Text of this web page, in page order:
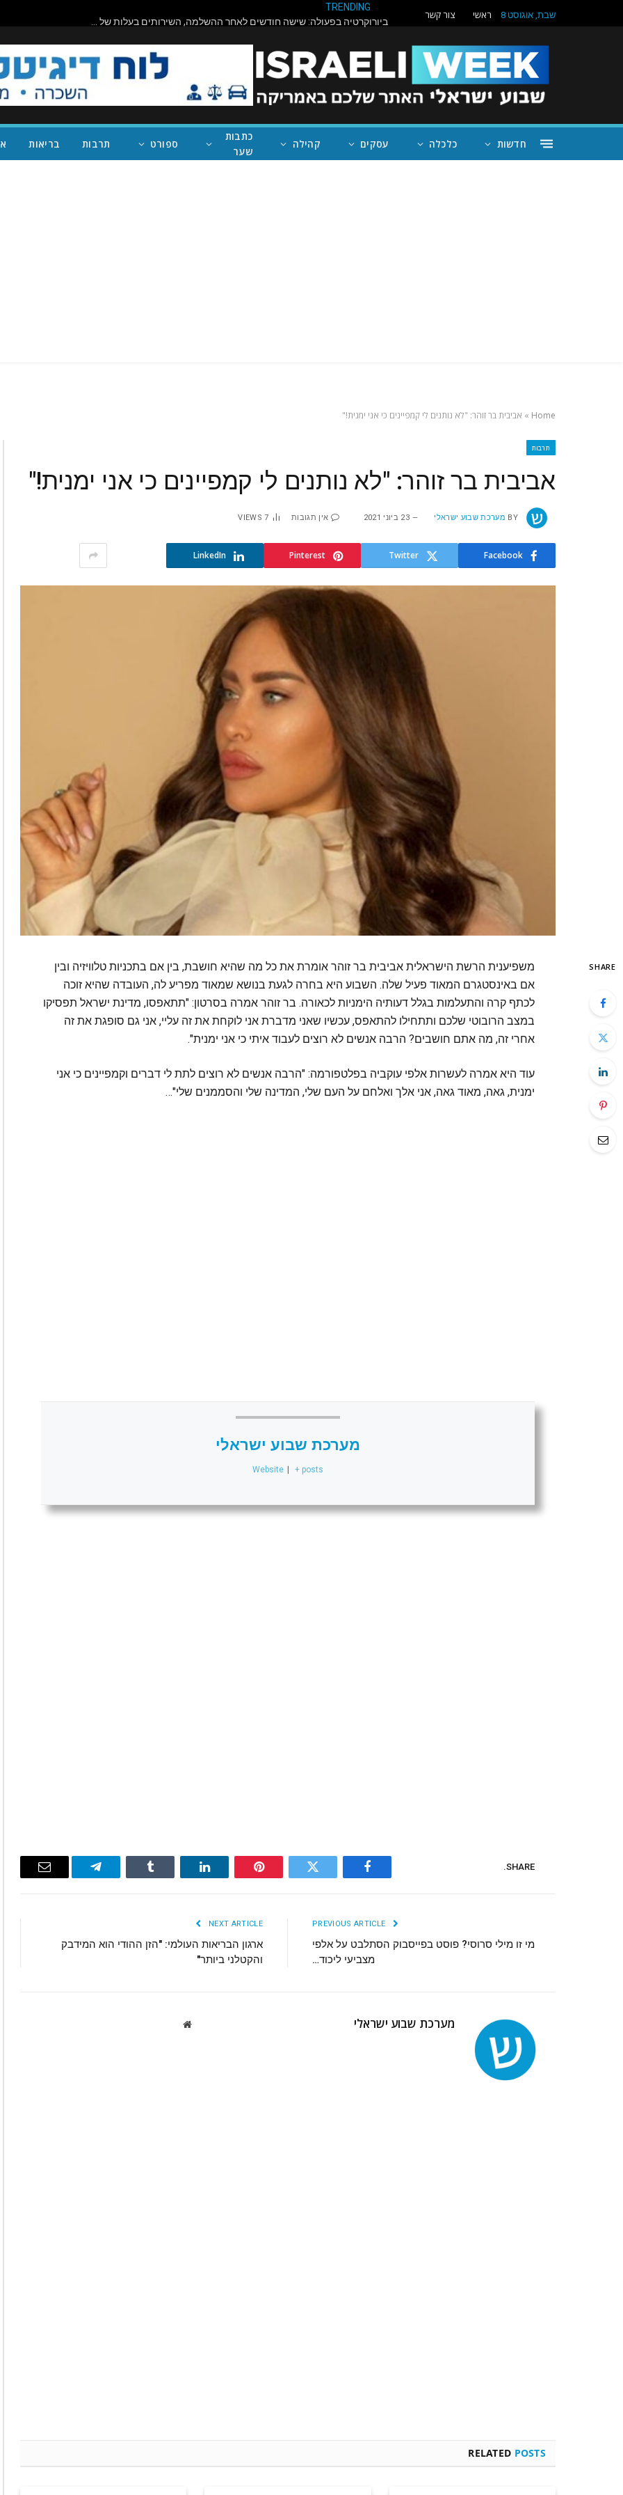
שבת, אוגוסט 8 ראשי צור קשר
TRENDING
ביורוקרטיה בפעולה: שישה חודשים לאחר ההשלמה, השירותים בעלות של מיליון דולר בראניון קניון – במחוז של נית'יה ראמן – עדיין סגורים
חדשות כלכלה עסקים קהילה
כתבות
שער
ספורט תרבות בריאות
Home
» אביבית בר זוהר: "לא נותנים לי קמפיינים כי אני ימנית!"
תרבות
אביבית בר זוהר: "לא נותנים לי קמפיינים כי אני ימנית!"
BY מערכת שבוע ישראלי 23 ביוני 2021 אין תגובות 7
VIEWS
Facebook
Twitter
Pinterest
LinkedIn
SHARE
משפיענית הרשת הישראלית אביבית בר זוהר אומרת את כל מה שהיא חושבת, בין אם בתכניות טלוויזיה ובין
אם באינסטגרם המאוד פעיל שלה. השבוע היא בחרה לגעת בנושא שמאוד מפריע לה, העובדה שהיא זוכה
לכתף קרה והתעלמות בגלל דעותיה הימניות לכאורה. בר זוהר אמרה בסרטון: "תתאפסו, מדינת ישראל תפסיקו
במצב הרובוטי שלכם ותתחילו להתאפס, עכשיו שאני מדברת אני לוקחת את זה עליי, אני גם סופגת את זה
אחרי זה, מה אתם חושבים? הרבה אנשים לא רוצים לעבוד איתי כי אני ימנית".
עוד היא אמרה לעשרות אלפי עוקביה בפלטפורמה: "הרבה אנשים לא רוצים לתת לי דברים וקמפיינים כי אני
ימנית, גאה, מאוד גאה, אני אלך ואלחם על העם שלי, המדינה שלי והסממנים שלי"…
מערכת שבוע ישראלי
Website + posts
SHARE.
Facebook
Twitter
Pinterest
LinkedIn
Tumblr
Telegram
Email
מי זו מילי סרוסי? פוסט בפייסבוק הסתלבט על אלפי
מצביעי ליכוד…
NEXT ARTICLE
ארגון הבריאות העולמי: "הזן ההודי הוא המידבק
והקטלני ביותר"
מערכת שבוע ישראלי Website
RELATED POSTS